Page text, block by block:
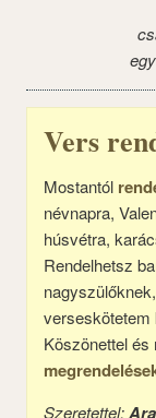
Vers
Mostantól
névnapra,
húsvétra,
Rendelhetsz
verseskötetem
Köszönettel
Szeretettel: